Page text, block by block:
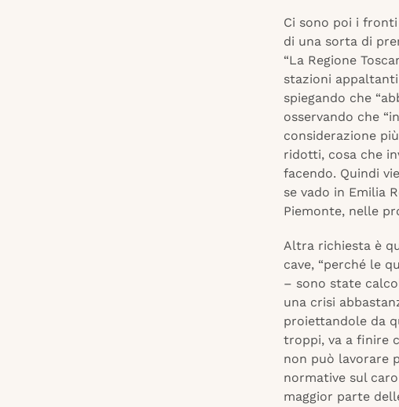
Ci sono poi i
di una sorta di
“La Regione
stazioni
spiegando che
osservando che
considerazione
ridotti, cosa che
facendo. Quindi
se vado in Emilia
Piemonte, nelle
Altra richiesta è
cave, “perché le
– sono state
una crisi
proiettandole da
troppi, va a finire
non può lavorare
normative sul
maggior parte